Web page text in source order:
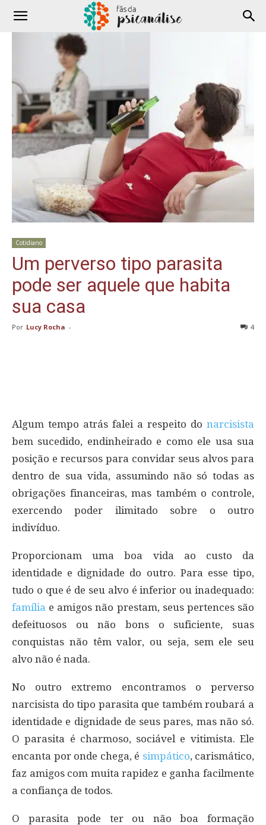
Cotidiano
Um perverso tipo parasita
pode ser aquele que habita
sua casa
Por Lucy Rocha - 4
Algum tempo atrás falei a respeito do narcisista
bem sucedido, endinheirado e como ele usa sua
posição e recursos para convidar seus alvos para
dentro de sua vida, assumindo não só todas as
obrigações financeiras, mas também o controle,
exercendo poder ilimitado sobre o outro
indivíduo.
Proporcionam uma boa vida ao custo da
identidade e dignidade do outro. Para esse tipo,
tudo o que é de seu alvo é inferior ou inadequado:
família e amigos não prestam, seus pertences são
defeituosos ou não bons o suficiente, suas
conquistas não têm valor, ou seja, sem ele seu
alvo não é nada.
No outro extremo encontramos o perverso
narcisista do tipo parasita que também roubará a
identidade e dignidade de seus pares, mas não só.
O parasita é charmoso, sociável e vitimista. Ele
encanta por onde chega, é simpático, carismático,
faz amigos com muita rapidez e ganha facilmente
a confiança de todos.
O parasita pode ter ou não boa formação